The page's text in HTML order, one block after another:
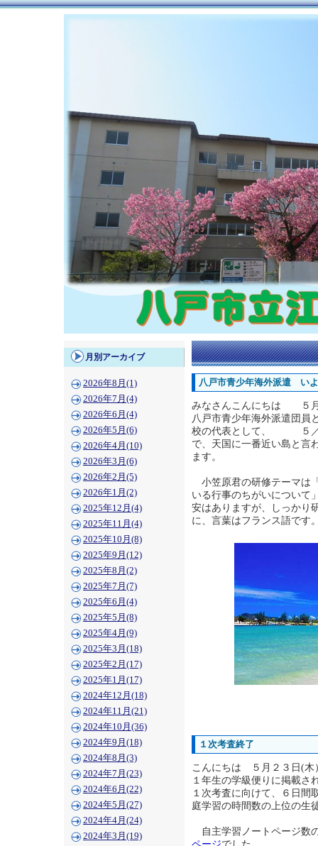
月別アーカイブ
2026年8月(1)
2026年7月(4)
2026年6月(4)
2026年5月(6)
2026年4月(10)
2026年3月(6)
2026年2月(5)
2026年1月(2)
2025年12月(4)
2025年11月(4)
2025年10月(8)
2025年9月(12)
2025年8月(2)
2025年7月(7)
2025年6月(4)
2025年5月(8)
2025年4月(9)
2025年3月(18)
2025年2月(17)
2025年1月(17)
2024年12月(18)
2024年11月(21)
2024年10月(36)
2024年9月(18)
2024年8月(3)
2024年7月(23)
2024年6月(22)
2024年5月(27)
2024年4月(24)
2024年3月(19)
八戸市青少年海外派遣 い
みなさんこんにちは ５
八戸市青少年海外派遣団員
校の代表として、 ５／
で、天国に一番近い島と言
ます。
小笠原君の研修テーマは
いる行事のちがいについて
安はありますが、しっかり
に、言葉はフランス語です
１次考査終了
こんにちは ５月２３日(
１年生の学級便りに掲載さ
１次考査に向けて、６日間
庭学習の時間数の上位の生
自主学習ノートページ数